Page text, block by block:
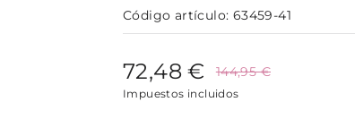
Código artículo: 63459-41
72,48 € 144,95 €
Impuestos incluidos